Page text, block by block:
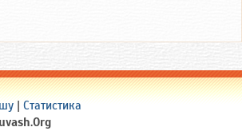
| Статистика